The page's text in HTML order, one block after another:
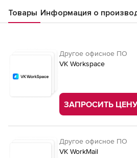
Товары Информация о
Другое офисное ПО
VK Workspace
ЗАПРОСИТЬ ЦЕНУ
Другое офисное ПО
VK WorkMail